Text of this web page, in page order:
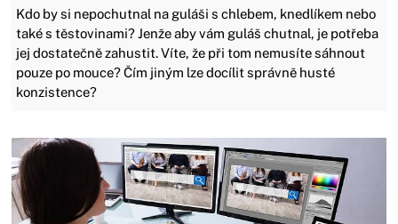
Kdo by si nepochutnal na guláši s chlebem, knedlíkem nebo
také s těstovinami? Jenže aby vám guláš chutnal, je potřeba
jej dostatečně zahustit. Víte, že při tom nemusíte sáhnout
pouze po mouce? Čím jiným lze docílit správně husté
konzistence?